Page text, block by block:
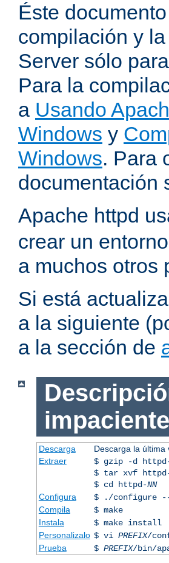
Éste
compilación y
Server sólo
Para la
a Usando
Windows y
Windows. Para
documentación
Apache httpd
crear un
a muchos otros
Si está
a la siguiente
a la sección de
Descarga Descarga la última
Extraer
$ gzip -d
$ tar xvf
$ cd httpd-NN
Configura
$ ./configure
Compila
$ make
Instala
$ make install
Personalizalo $ vi PREFIX/
Prueba
$ PREFIX/bin/